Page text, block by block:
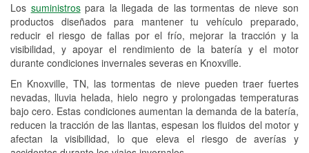
Los suministrospara la llegada de las tormentas de nieve son
productos diseñados para mantener tu vehículo preparado,
reducir el riesgo de fallas por el frío, mejorar la tracción y la
visibilidad, y apoyar el rendimiento de la batería y el motor
durante condiciones invernales severas en Knoxville.
En Knoxville, TN, las tormentas de nieve pueden traer fuertes
nevadas, lluvia helada, hielo negro y prolongadas temperaturas
bajo cero. Estas condiciones aumentan la demanda de la batería,
reducen la tracción de las llantas, espesan los fluidos del motor y
afectan la visibilidad, lo que eleva el riesgo de averías y
Reciclaje de baterías y aceite
Instalación de bombillas de faros
Instalación de limpiaparabrisas
Programa de Préstamo de
Herramientas
Rectificación de tambores y discos de
freno